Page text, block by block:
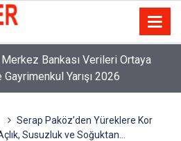
Merkez Bankası Verileri Ortaya
Gayrimenkul Yarışı 2026
Serap Paköz’den Yüreklere Kor
Susuzluk ve Soğuktan…